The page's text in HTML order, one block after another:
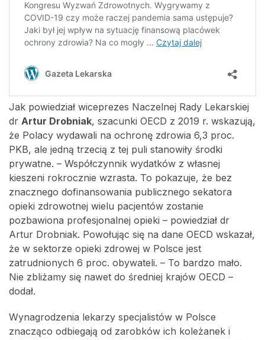
Jak powiedział wiceprezes Naczelnej Rady Lekarskiej
dr Artur Drobniak, szacunki OECD z 2019 r. wskazują,
że Polacy wydawali na ochronę zdrowia 6,3 proc.
PKB, ale jedną trzecią z tej puli stanowiły środki
prywatne. – Współczynnik wydatków z własnej
kieszeni rokrocznie wzrasta. To pokazuje, że bez
znacznego dofinansowania publicznego sekatora
opieki zdrowotnej wielu pacjentów zostanie
pozbawiona profesjonalnej opieki – powiedział dr
Artur Drobniak. Powołując się na dane OECD wskazał,
że w sektorze opieki zdrowej w Polsce jest
zatrudnionych 6 proc. obywateli. – To bardzo mało.
Nie zbliżamy się nawet do średniej krajów OECD –
dodał.
Wynagrodzenia lekarzy specjalistów w Polsce
znacząco odbiegają od zarobków ich koleżanek i